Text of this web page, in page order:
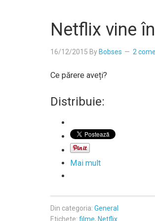
Netflix vine
16/12/2015 By Bobses 2
Ce părere aveți?
Distribuie:
Mai mult
Din categoria: General
Etichete: filme, Netflix